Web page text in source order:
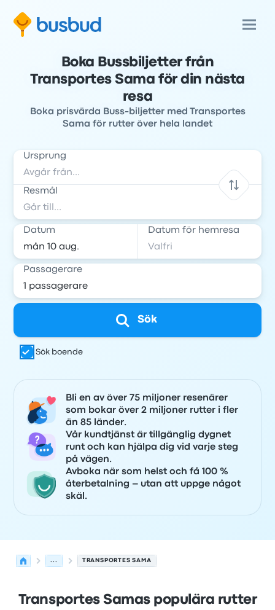
Boka Bussbiljetter från
Transportes Sama för din nästa
resa
Boka prisvärda Buss-biljetter med Transportes
Sama för rutter över hela landet
Ursprung
Resmål
Datum Datum för hemresa
Passagerare
Sök
Sök boende
Bli en av över 75 miljoner resenärer
som bokar över 2 miljoner rutter i fler
än 85 länder.
Vår kundtjänst är tillgänglig dygnet
runt och kan hjälpa dig vid varje steg
på vägen.
Avboka när som helst och få 100 %
återbetalning – utan att uppge något
skäl.
... TRANSPORTES SAMA
Transportes Samas populära rutter